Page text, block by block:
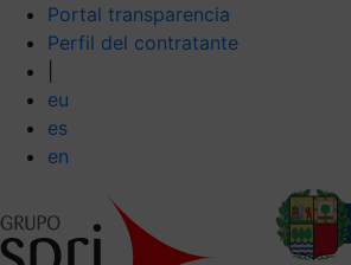
Portal transparencia
Perfil del contratante
eu
es
en